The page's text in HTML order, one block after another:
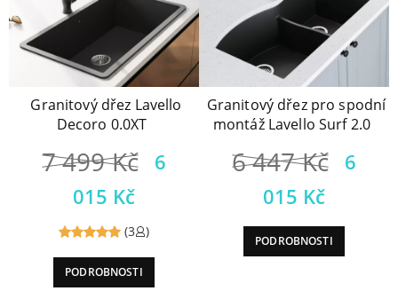
Granitový dřez Lavello
Decoro 0.0XT
7 499Kč
6
015 Kč
out of
(3 )
PODROBNOSTI
Granitový dřez pro spodní
montáž Lavello Surf 2.0
6 447Kč
6
015 Kč
PODROBNOSTI